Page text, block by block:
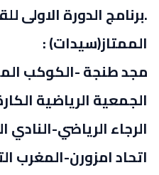
.برنامج الدورة الاولى
الممتاز(سيدات) :
مجد طنجة -الكوكب
الجمعية الرياضية
الرجاء الرياضي-
اتحاد امزورن-المغرب